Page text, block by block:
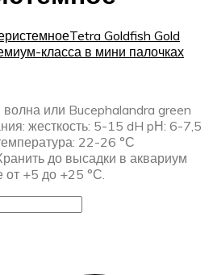
Tetra Goldfish Gold
класса в мини палочках
или Bucephalandra green
жесткость: 5-15 dH pН: 6-7,5
22-26 °С
до высадки в аквариум
от +5 до +25 °С.